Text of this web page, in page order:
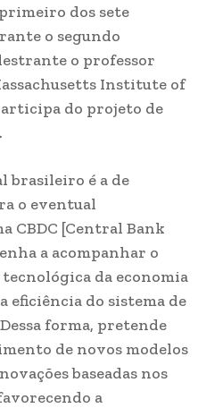
dos sete
o segundo
o professor
Institute of
do projeto de
brasileiro é a de
o eventual
CBDC [Central Bank
a acompanhar o
da economia
eficiência do sistema de
forma, pretende
de novos modelos
baseadas nos
a